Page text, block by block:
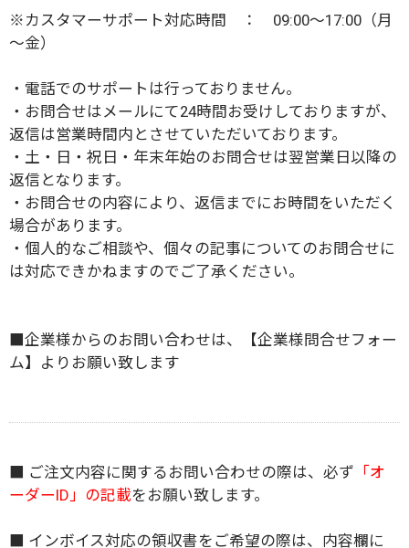
※カスタマーサポート対応時間 ： 09:00～17:00（月
～金）
・電話でのサポートは行っておりません。
・お問合せはメールにて24時間お受けしておりますが、
返信は営業時間内とさせていただいております。
・土・日・祝日・年末年始のお問合せは翌営業日以降の
返信となります。
・お問合せの内容により、返信までにお時間をいただく
場合があります。
・個人的なご相談や、個々の記事についてのお問合せに
は対応できかねますのでご了承ください。
■企業様からのお問い合わせは、
【企業様問合せフォー
ム】 よりお願い致します
■ ご注文内容に関するお問い合わせの際は、必ず 「オ
ーダーID」の記載をお願い致します。
■ インボイス対応の領収書をご希望の際は、内容欄に